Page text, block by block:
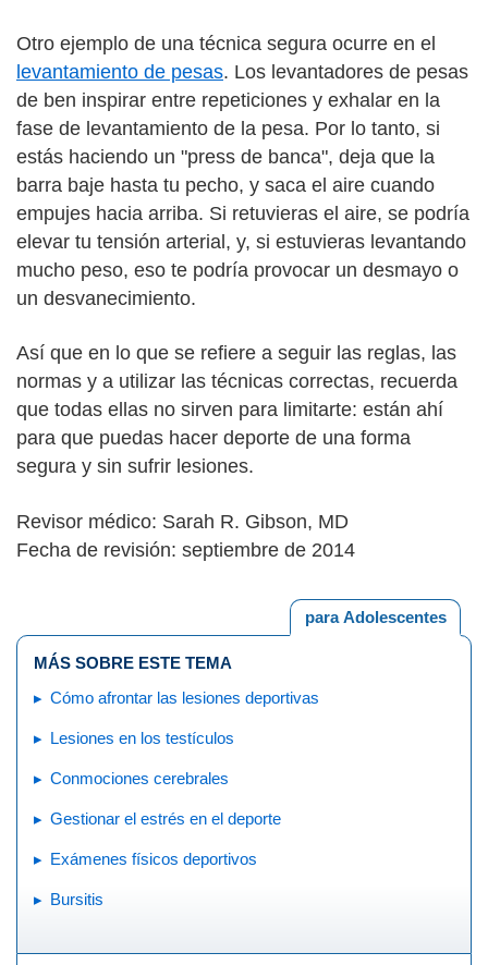
Otro ejemplo de una técnica segura ocurre en el
levantamiento de pesas. Los levantadores de pesas
de ben inspirar entre repeticiones y exhalar en la
fase de levantamiento de la pesa. Por lo tanto, si
estás haciendo un "press de banca", deja que la
barra baje hasta tu pecho, y saca el aire cuando
empujes hacia arriba. Si retuvieras el aire, se podría
elevar tu tensión arterial, y, si estuvieras levantando
mucho peso, eso te podría provocar un desmayo o
un desvanecimiento.
Así que en lo que se refiere a seguir las reglas, las
normas y a utilizar las técnicas correctas, recuerda
que todas ellas no sirven para limitarte: están ahí
para que puedas hacer deporte de una forma
segura y sin sufrir lesiones.
Revisor médico: Sarah R. Gibson, MD
Fecha de revisión: septiembre de 2014
para Adolescentes
MÁS SOBRE ESTE TEMA
Cómo afrontar las lesiones deportivas
Lesiones en los testículos
Conmociones cerebrales
Gestionar el estrés en el deporte
Exámenes físicos deportivos
Bursitis